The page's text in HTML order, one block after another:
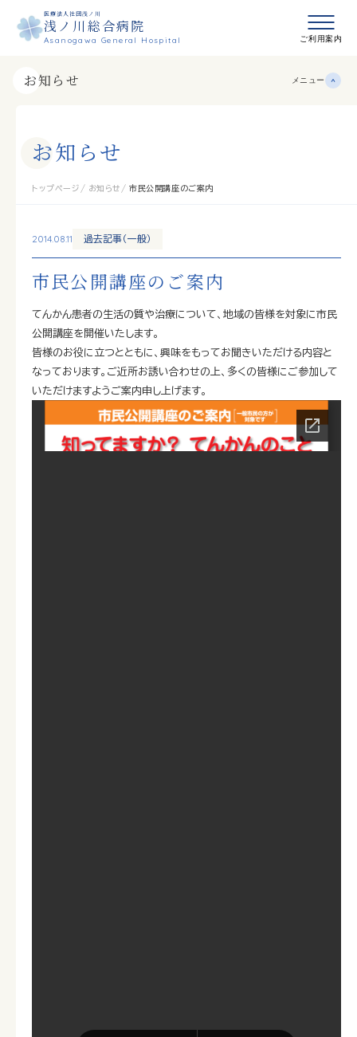
メニュ
ご利用案内
医療法人社団浅ノ川
浅ノ川総合病院
Asanogawa General Hospital
お知らせ メニュー
お知 らせ
トップページ お知らせ 市民公開講座のご案内
2014.08.11 過去記事（一般）
市民公開講座のご案内
てんかん患者の生活の質や治療について、地域の皆様を対象に市民
公開講座を開催いたします。
皆様のお役に立つとともに、興味をもってお聞きいただける内容と
なっております。ご近所お誘い合わせの上、多くの皆様にご参加して
いただけますようご案内申し上げます。